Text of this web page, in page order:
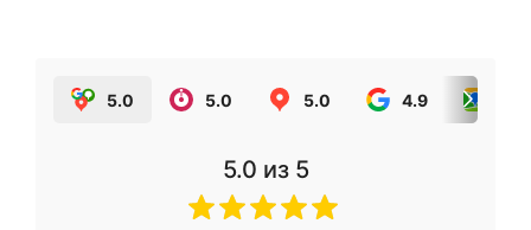
5.0 5.0 5.0 4.9
5.0 из 5